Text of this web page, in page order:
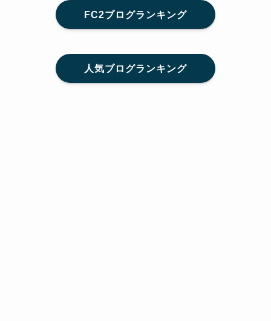
FC2ブログランキング
人気ブログランキング